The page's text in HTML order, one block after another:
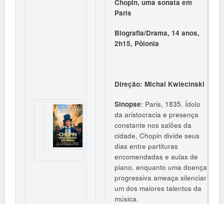
Chopin, uma sonata em
Paris
Biografia/Drama, 14 anos,
2h15, Pôlonia
Direção: Michal Kwiecinski
Sinopse: Paris, 1835. Ídolo
da aristocracia e presença
constante nos salões da
cidade, Chopin divide seus
dias entre partituras
encomendadas e aulas de
piano, enquanto uma doença
progressiva ameaça silenciar
um dos maiores talentos da
música.